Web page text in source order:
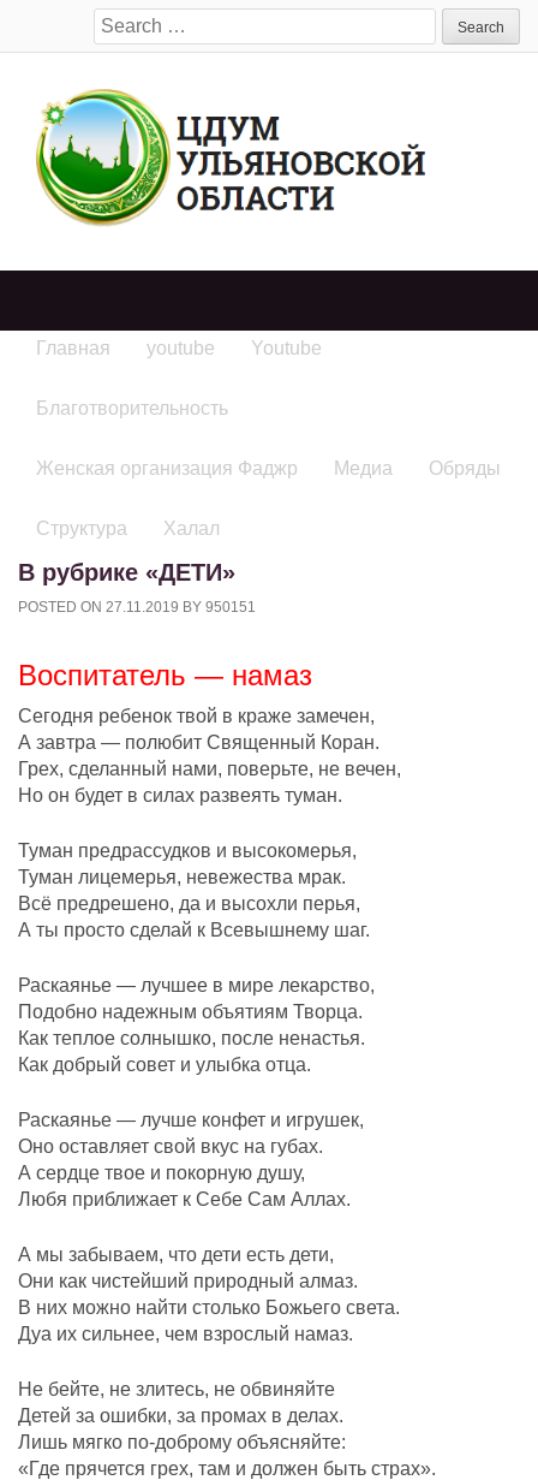
Search
for:
Главная youtube Youtube
Благотворительность
Женская организация Фаджр Медиа Обряды
Структура Халал
В рубрике «ДЕТИ»
POSTED ON 27.11.2019 BY 950151
Воспитатель — намаз
Сегодня ребенок твой в краже замечен,
А завтра — полюбит Священный Коран.
Грех, сделанный нами, поверьте, не вечен,
Но он будет в силах развеять туман.
Туман предрассудков и высокомерья,
Туман лицемерья, невежества мрак.
Всё предрешено, да и высохли перья,
А ты просто сделай к Всевышнему шаг.
Раскаянье — лучшее в мире лекарство,
Подобно надежным объятиям Творца.
Как теплое солнышко, после ненастья.
Как добрый совет и улыбка отца.
Раскаянье — лучше конфет и игрушек,
Оно оставляет свой вкус на губах.
А сердце твое и покорную душу,
Любя приближает к Себе Сам Аллах.
А мы забываем, что дети есть дети,
Они как чистейший природный алмаз.
В них можно найти столько Божьего света.
Дуа их сильнее, чем взрослый намаз.
Не бейте, не злитесь, не обвиняйте
Детей за ошибки, за промах в делах.
Лишь мягко по-доброму объясняйте:
«Где прячется грех, там и должен быть страх».